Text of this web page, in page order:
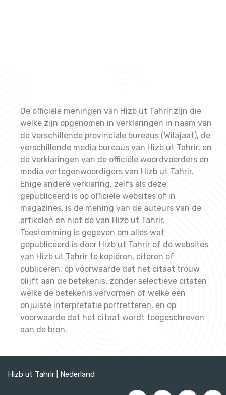
De officiële meningen van Hizb ut Tahrir zijn die
welke zijn opgenomen in verklaringen in naam van
de verschillende provinciale bureaus (Wilajaat), de
verschillende media bureaus van Hizb ut Tahrir, en
de verklaringen van de officiële woordvoerders en
media vertegenwoordigers van Hizb ut Tahrir.
Enige andere verklaring, zelfs als deze
gepubliceerd is op officiële websites of in
magazines, is de mening van de auteurs van de
artikelen en niet de van Hizb ut Tahrir.
Toestemming is gegeven om alles wat
gepubliceerd is door Hizb ut Tahrir of de websites
van Hizb ut Tahrir te kopiëren, citeren of
publiceren, op voorwaarde dat het citaat trouw
blijft aan de betekenis, zonder selectieve citaten
welke de betekenis vervormen of welke een
onjuiste interpretatie portretteren, en op
voorwaarde dat het citaat wordt toegeschreven
aan de bron.
Hizb ut Tahrir | Nederland